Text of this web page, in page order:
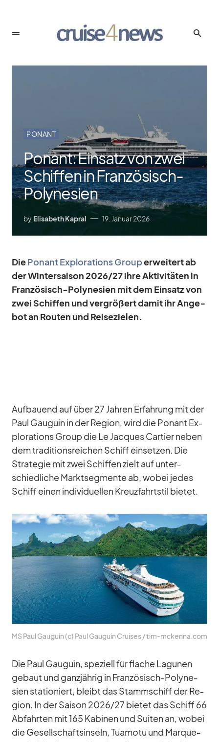
PONANT
Ponant: Einsatz von zwei
Schiffen in Französisch-
Polynesien
by Elisabeth Kapral 19. Januar 2026
DiePo­nant Ex­plo­ra­ti­ons Grouper­wei­tert ab
der Win­ter­sai­son 2026/​27 ihre Ak­ti­vi­tä­ten in
Fran­zö­sisch-Po­ly­ne­sien mit dem Ein­satz von
zwei Schif­fen und ver­grö­ßert da­mit ihr An­ge­
bot an Rou­ten und Rei­se­zie­len.
Auf­bau­end auf über 27 Jah­ren Er­fah­rung mit der
Paul Gau­guin in der Re­gion, wird die Po­nant Ex­
plo­ra­ti­ons Group die Le Jac­ques Car­tier ne­ben
dem tra­di­ti­ons­rei­chen Schiff ein­set­zen. Die
Stra­te­gie mit zwei Schif­fen zielt auf un­ter­
schied­li­che Markt­seg­mente ab, wo­bei je­des
Schiff ei­nen in­di­vi­du­el­len Kreuz­fahrt­stil bie­tet.
MS Paul Gau­guin (c) Paul Gau­guin Crui­ses /​ tim-mckenna.com
Die Paul Gau­guin, spe­zi­ell für fla­che La­gu­nen
ge­baut und ganz­jäh­rig in Fran­zö­sisch-Po­ly­ne­
sien sta­tio­niert, bleibt das Stamm­schiff der Re­
gion. In der Sai­son 2026/​27 bie­tet das Schiff 66
Ab­fahr­ten mit 165 Ka­bi­nen und Sui­ten an, wo­bei
die Ge­sell­schafts­in­seln, Tu­a­motu und Mar­que­